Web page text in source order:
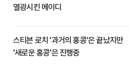
열광시킨 메이디
스티븐 로치 '과거의 홍콩'은 끝났지만
'새로운 홍콩'은 진행중